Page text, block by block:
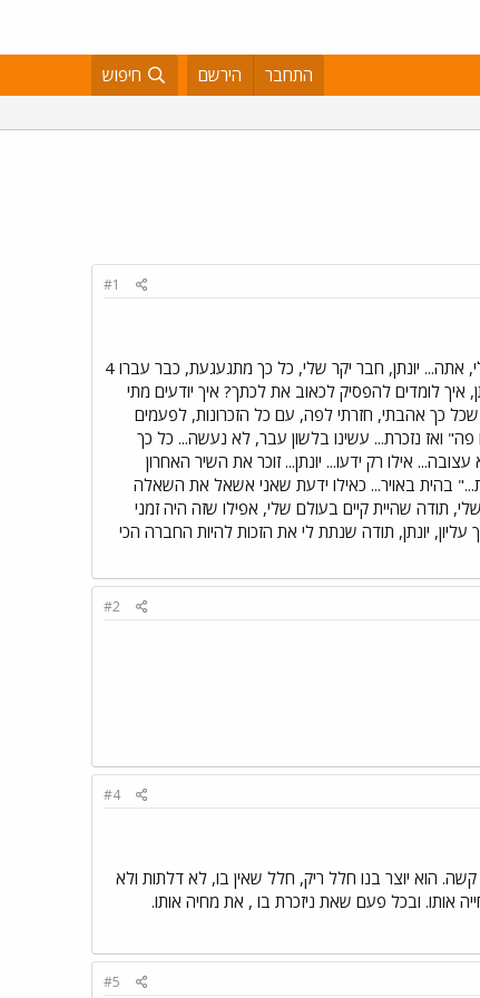
התחבר הירשם חיפוש
#1
אתה שהיית החבר הכי טוב שלי, שהיית הנפש התאומה שלי, אתה, ששמרת עלי מכל רע, אתה שהיית החלק השני שלי, אתה... יונתן, חבר יקר שלי, כל כך מתגעגעת, כבר עברו 4
4 שנים, זה נראה ממש כמו אתמול... יונתן, איך לומדים להפסיק לכאוב את לכתך? איך יודעים מתי
כך אהבתי, חזרתי לפה, עם כל הזכרונות, לפעמים
ואז נזכרת... עשינו בלשון עבר, לא נעשה... כל כך
אילו רק ידעו... יונתן... זוכר את השיר האחרון
בהית באויר... כאילו ידעת שאני אשאל את השאלה
תודה שהיית קיים בעולם שלי, אפילו שזה היה זמני
יונתן, תודה שנתת לי את הזכות להיות החברה הכי
#2
#4
הוא יוצר בנו חלל ריק, חלל שאין בו, לא דלתות ולא
אותו. ובכל פעם שאת ניזכרת בו , את מחיה אותו.
#5